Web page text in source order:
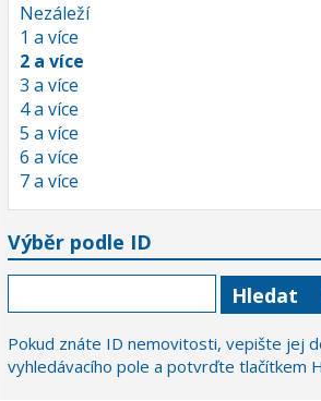
Nezáleží
1 a více
2 a více
3 a více
4 a více
5 a více
6 a více
7 a více
Výběr podle ID
Pokud znáte ID nemovitosti, vepište jej
vyhledávacího pole a potvrďte tlačítkem